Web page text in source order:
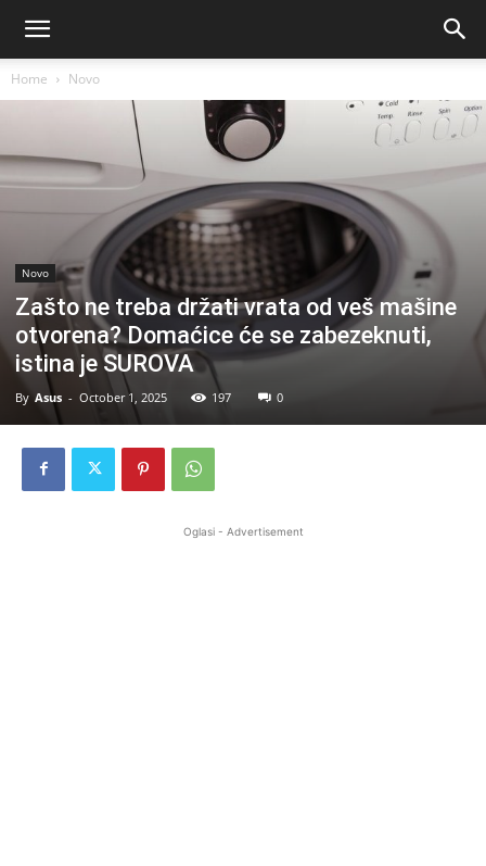
Home Novo
Novo
Zašto ne treba držati vrata od veš mašine
otvorena? Domaćice će se zabezeknuti,
istina je SUROVA
By Asus - October 1, 2025 197 0
Oglasi - Advertisement